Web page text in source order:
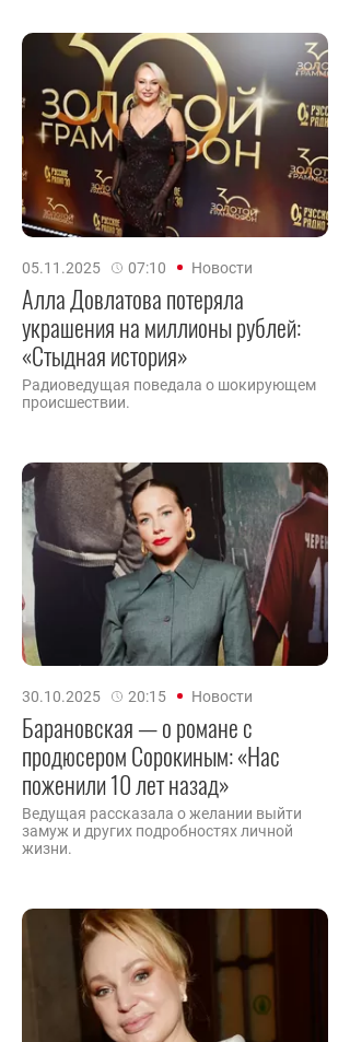
05.11.2025 07:10 Новости
Алла Довлатова потеряла
украшения на миллионы рублей:
«Стыдная история»
Радиоведущая поведала о шокирующем
происшествии.
30.10.2025 20:15 Новости
Барановская — о романе с
продюсером Сорокиным: «Нас
поженили 10 лет назад»
Ведущая рассказала о желании выйти
замуж и других подробностях личной
жизни.